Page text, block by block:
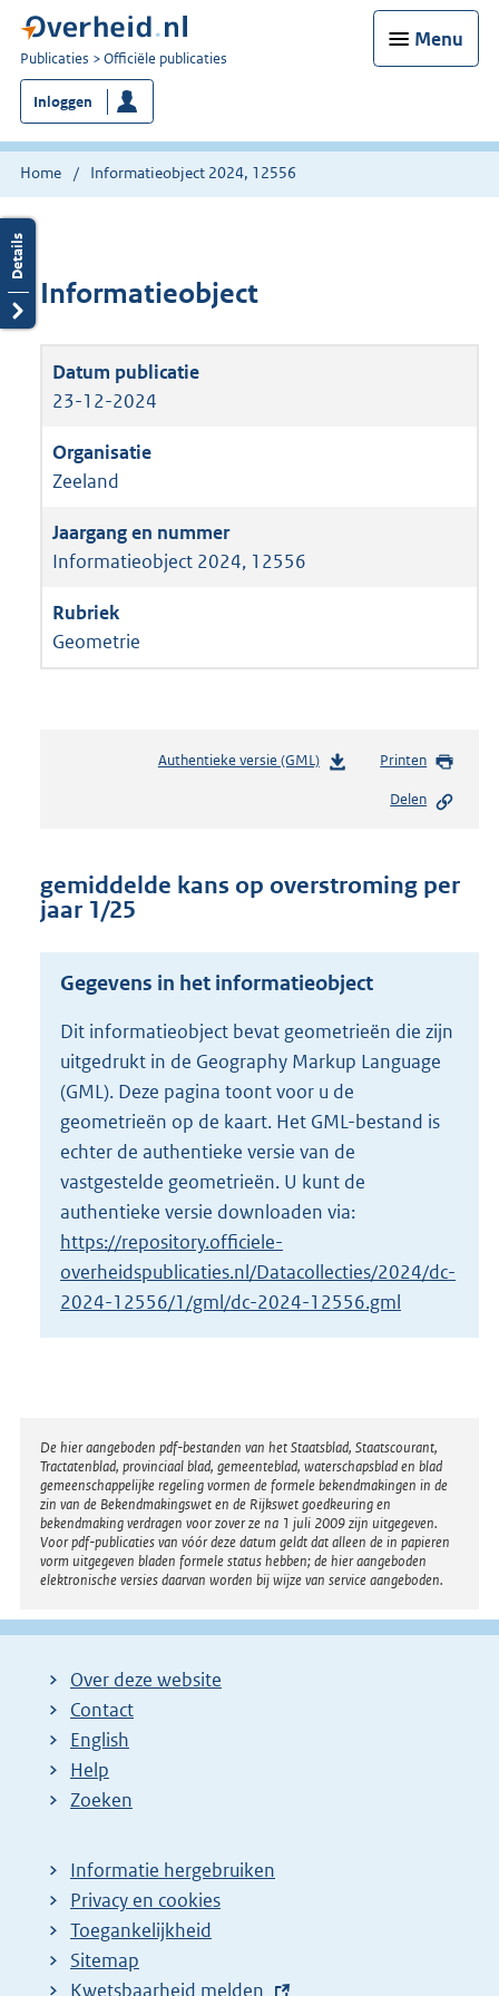
Menu
U
bent
nu
hier:
Publicaties Officiële publicaties
Inloggen
Home Informatieobject 2024, 12556
Informatieobject
23-12-2024
Zeeland
Informatieobject 2024, 12556
Geometrie
Authentieke versie (GML)b
n
o
t
t
e
:
8
1
,
7
Printen
Delen
gemiddelde kans op overstroming per
jaar 1/25
Gegevens in het informatieobject
Dit informatieobject bevat geometrieën die zijn
uitgedrukt in de Geography Markup Language
(GML). Deze pagina toont voor u de
geometrieën op de kaart. Het GML-bestand is
echter de authentieke versie van de
vastgestelde geometrieën. U kunt de
authentieke versie downloaden via:
https://repository.officiele-
overheidspublicaties.nl/Datacollecties/2024/dc-
2024-12556/1/gml/dc-2024-12556.gml
Disclaimer
De hier aangeboden pdf-bestanden van het Staatsblad, Staatscourant,
Tractatenblad, provinciaal blad, gemeenteblad, waterschapsblad en blad
gemeenschappelijke regeling vormen de formele bekendmakingen in de
zin van de Bekendmakingswet en de Rijkswet goedkeuring en
bekendmaking verdragen voor zover ze na 1 juli 2009 zijn uitgegeven.
Voor pdf-publicaties van vóór deze datum geldt dat alleen de in papieren
vorm uitgegeven bladen formele status hebben; de hier aangeboden
elektronische versies daarvan worden bij wijze van service aangeboden.
Over deze website
Contact
English
Help
Zoeken
Informatie hergebruiken
Privacy en cookies
Toegankelijkheid
Sitemap
E
Kwetsbaarheid melden